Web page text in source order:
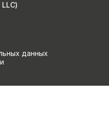
данных